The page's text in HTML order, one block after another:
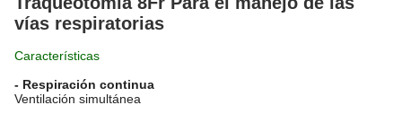
vías respiratorias
Características
- Respiración continua
Ventilación simultánea